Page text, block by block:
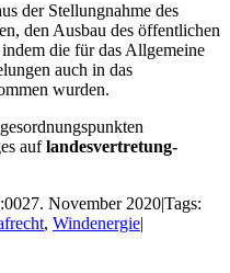
der Stellungnahme des
den Ausbau des öffentlichen
die für das Allgemeine
auch in das
wurden.
auflandesvertretung-
27. November 2020|Tags:
, Windenergie|